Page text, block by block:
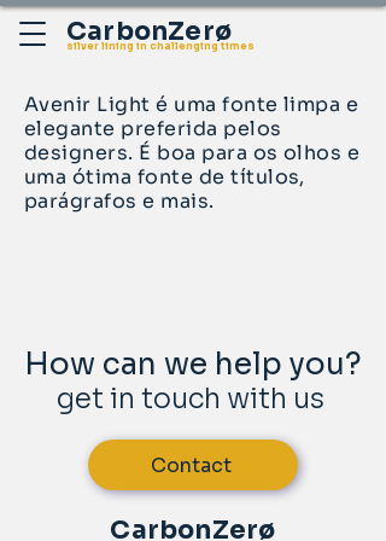
CarbonZerø
silver lining in challenging times
Avenir Light é uma fonte limpa e
elegante preferida pelos
designers. É boa para os olhos e
uma ótima fonte de títulos,
parágrafos e mais.
How can we help you?
get in touch with us
Contact
CarbonZerø